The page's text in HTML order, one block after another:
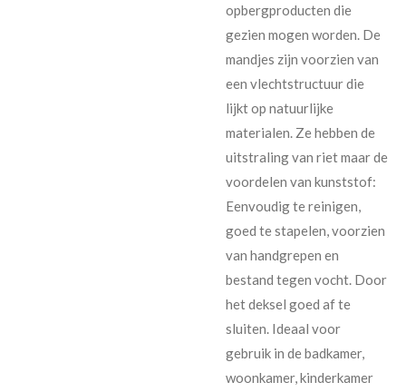
opbergproducten die
gezien mogen worden. De
mandjes zijn voorzien van
een vlechtstructuur die
lijkt op natuurlijke
materialen. Ze hebben de
uitstraling van riet maar de
voordelen van kunststof:
Eenvoudig te reinigen,
goed te stapelen, voorzien
van handgrepen en
bestand tegen vocht. Door
het deksel goed af te
sluiten. Ideaal voor
gebruik in de badkamer,
woonkamer, kinderkamer